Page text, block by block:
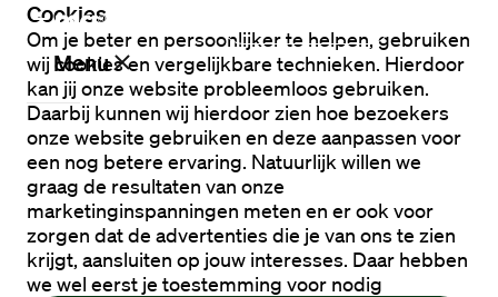
Menu
Vacatures
Werken
bij
Maandag®
Cookies
Om je beter en persoonlijker te helpen, gebruiken
wij cookies en vergelijkbare technieken. Hierdoor
kan jij onze website probleemloos gebruiken.
Daarbij kunnen wij hierdoor zien hoe bezoekers
onze website gebruiken en deze aanpassen voor
een nog betere ervaring. Natuurlijk willen we
graag de resultaten van onze
marketinginspanningen meten en er ook voor
zorgen dat de advertenties die je van ons te zien
krijgt, aansluiten op jouw interesses. Daar hebben
we wel eerst je toestemming voor nodig